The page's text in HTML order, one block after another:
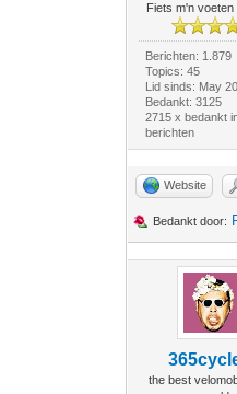
Fiets m'n
Berichten: 1.879
Topics: 45
Lid sinds: May
Bedankt: 3125
2715 x bedankt
berichten
Website
Bedankt door:
the best